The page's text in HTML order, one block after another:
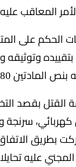
عليه بنص
الحكم على
بتقييده
282 من قانون بالتحقيقات العقوبات.
بقصد
سرنجة
بطريق
عليه